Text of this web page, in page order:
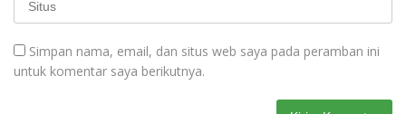
Simpan nama, email, dan situs web saya pada peramban ini
untuk komentar saya berikutnya.